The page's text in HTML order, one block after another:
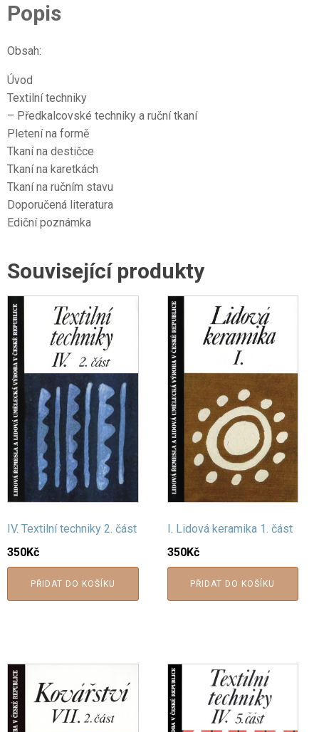
Popis
Obsah:
Úvod
Textilní techniky
– Předkalcovské techniky a ruční tkaní
Pletení na formě
Tkaní na destičce
Tkaní na karetkách
Tkaní na ručním stavu
Doporučená literatura
Ediční poznámka
Související produkty
IV. Textilní techniky 2. část
350Kč
PŘIDAT DO KOŠÍKU
I. Lidová keramika 1. část
350Kč
PŘIDAT DO KOŠÍKU